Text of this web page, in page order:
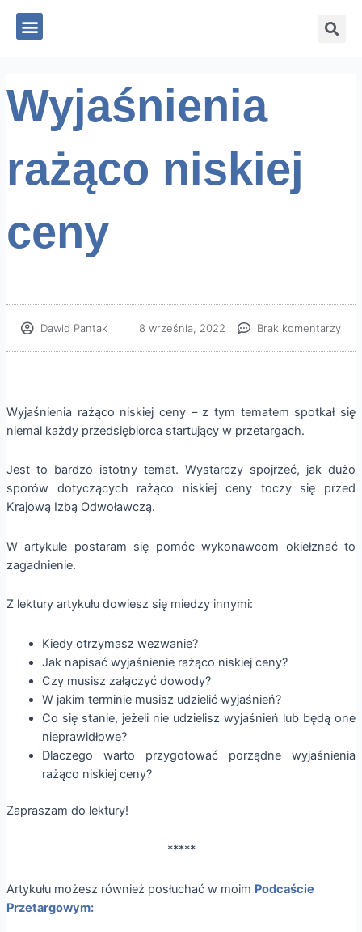
Menu
Wyjaśnienia
rażąco niskiej
ceny
Dawid Pantak 8 września, 2022 Brak komentarzy
Wyjaśnienia rażąco niskiej ceny – z tym tematem spotkał się
niemal każdy przedsiębiorca startujący w przetargach.
Jest to bardzo istotny temat. Wystarczy spojrzeć, jak dużo
sporów dotyczących rażąco niskiej ceny toczy się przed
Krajową Izbą Odwoławczą.
W artykule postaram się pomóc wykonawcom okiełznać to
zagadnienie.
Z lektury artykułu dowiesz się miedzy innymi:
Kiedy otrzymasz wezwanie?
Jak napisać wyjaśnienie rażąco niskiej ceny?
Czy musisz załączyć dowody?
W jakim terminie musisz udzielić wyjaśnień?
Co się stanie, jeżeli nie udzielisz wyjaśnień lub będą one
nieprawidłowe?
Dlaczego warto przygotować porządne wyjaśnienia
rażąco niskiej ceny?
Zapraszam do lektury!
*****
Artykułu możesz również posłuchać w moim Podcaście
Przetargowym: